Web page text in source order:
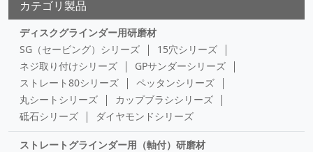
カテゴリ製品
ディスクグラインダー用研磨材
SG（セービング）シリーズ
15穴シリーズ
ネジ取り付けシリーズ
GPサンダーシリーズ
ストレート80シリーズ
ペッタンシリーズ
丸シートシリーズ
カップブラシシリーズ
砥石シリーズ
ダイヤモンドシリーズ
ストレートグラインダー用（軸付）研磨材